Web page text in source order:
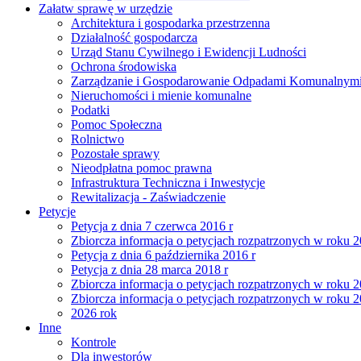
Załatw sprawę w urzędzie
Architektura i gospodarka przestrzenna
Działalność gospodarcza
Urząd Stanu Cywilnego i Ewidencji Ludności
Ochrona środowiska
Zarządzanie i Gospodarowanie Odpadami Komunalnymi
Nieruchomości i mienie komunalne
Podatki
Pomoc Społeczna
Rolnictwo
Pozostałe sprawy
Nieodpłatna pomoc prawna
Infrastruktura Techniczna i Inwestycje
Rewitalizacja - Zaświadczenie
Petycje
Petycja z dnia 7 czerwca 2016 r
Zbiorcza informacja o petycjach rozpatrzonych w roku
Petycja z dnia 6 października 2016 r
Petycja z dnia 28 marca 2018 r
Zbiorcza informacja o petycjach rozpatrzonych w roku
Zbiorcza informacja o petycjach rozpatrzonych w roku
2026 rok
Inne
Kontrole
Dla inwestorów